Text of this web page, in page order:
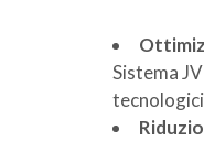
Sistema